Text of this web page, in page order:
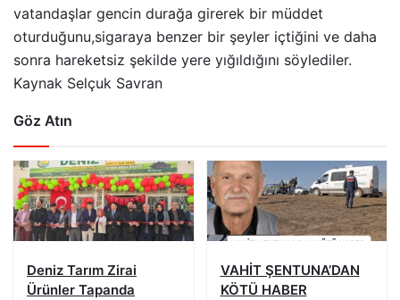
vatandaşlar gencin durağa girerek bir müddet
oturduğunu,sigaraya benzer bir şeyler içtiğini ve daha
sonra hareketsiz şekilde yere yığıldığını söylediler.
Kaynak Selçuk Savran
Göz Atın
Deniz Tarım Zirai
Ürünler Tapanda
VAHİT ŞENTUNA’DAN
KÖTÜ HABER